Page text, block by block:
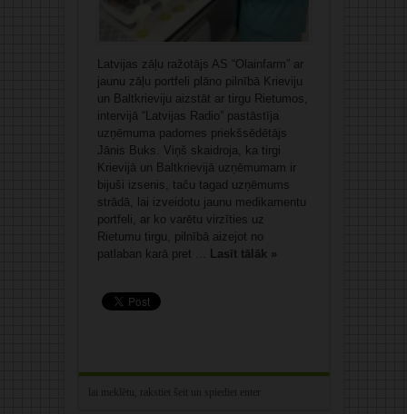
Latvijas zāļu ražotājs AS “Olainfarm” ar
jaunu zāļu portfeli plāno pilnībā Krieviju
un Baltkrieviju aizstāt ar tirgu Rietumos,
intervijā “Latvijas Radio” pastāstīja
uzņēmuma padomes priekšsēdētājs
Jānis Buks. Viņš skaidroja, ka tirgi
Krievijā un Baltkrievijā uzņēmumam ir
bijuši izsenis, taču tagad uzņēmums
strādā, lai izveidotu jaunu medikamentu
portfeli, ar ko varētu virzīties uz
Rietumu tirgu, pilnībā aizejot no
patlaban karā pret ... Lasīt tālāk »